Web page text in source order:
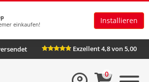
einkaufen!
Installieren
Exzellent 4,8 von 5,00
0